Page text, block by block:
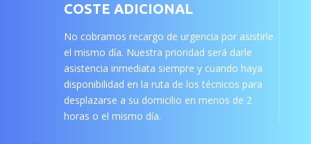
COSTE ADICIONAL
No cobramos recargo de urgencia por asistirle
el mismo día. Nuestra prioridad será darle
asistencia inmediata siempre y cuando haya
disponibilidad en la ruta de los técnicos para
desplazarse a su domicilio en menos de 2
horas o el mismo día.